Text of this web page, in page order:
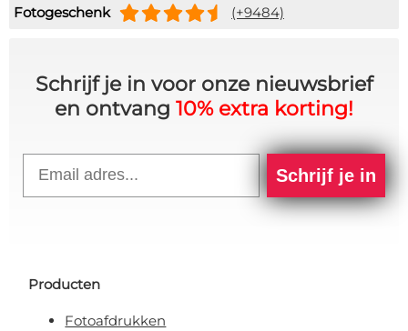
Fotogeschenk (+9484)
Schrijf je in voor onze nieuwsbrief
en ontvang 10% extra korting!
Schrijf je in
Producten
Fotoafdrukken